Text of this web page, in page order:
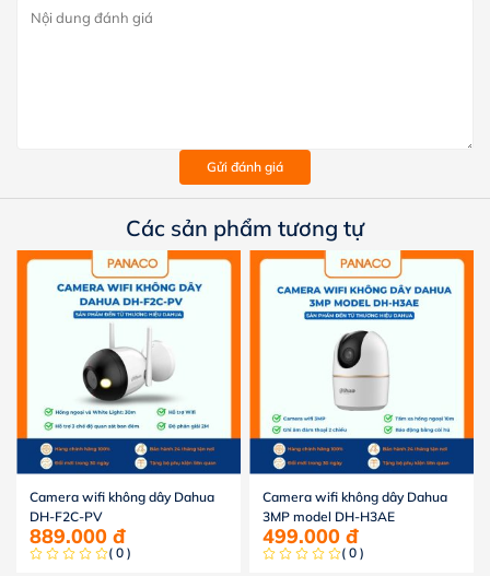
Gửi đánh giá
Các sản phẩm tương tự
Camera wifi không dây Dahua
DH-F2C-PV
889.000 đ
( 0 )
Camera wifi không dây Dahua
3MP model DH-H3AE
499.000 đ
( 0 )